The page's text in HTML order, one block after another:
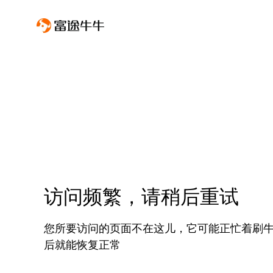
访问频繁，请稍后重试
您所要访问的页面不在这儿，它可能正忙着刷
后就能恢复正常